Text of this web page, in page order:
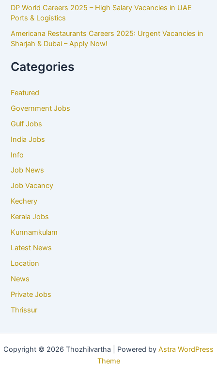
DP World Careers 2025 – High Salary Vacancies in UAE
Ports & Logistics
Americana Restaurants Careers 2025: Urgent Vacancies in
Sharjah & Dubai – Apply Now!
Categories
Featured
Government Jobs
Gulf Jobs
India Jobs
Info
Job News
Job Vacancy
Kechery
Kerala Jobs
Kunnamkulam
Latest News
Location
News
Private Jobs
Thrissur
Copyright © 2026 Thozhilvartha | Powered by Astra WordPress
Theme